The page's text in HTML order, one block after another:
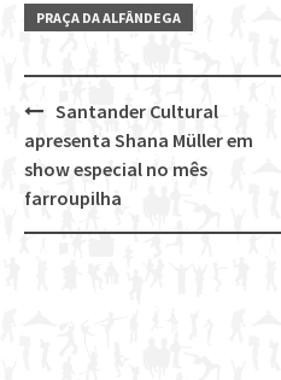
PRAÇA DA ALFÂNDEGA
Post
navigation
Santander Cultural
apresenta Shana Müller em
show especial no mês
farroupilha